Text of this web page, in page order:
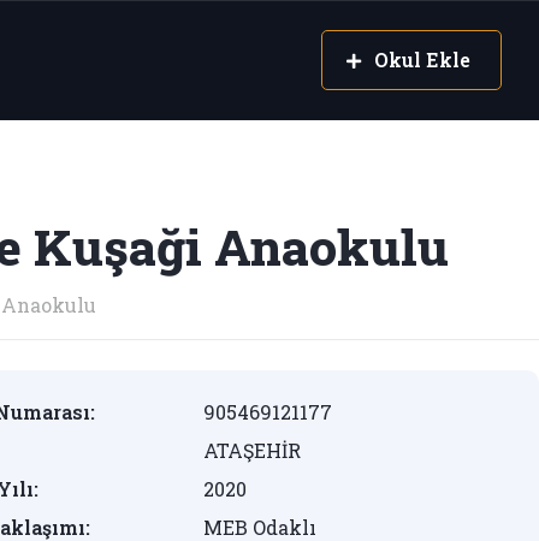
Okul Ekle
Kuşaği Anaokulu
Anaokulu
905469121177
ATAŞEHİR
2020
MEB Odaklı